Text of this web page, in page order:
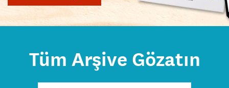
Tüm Arşive Gözatın